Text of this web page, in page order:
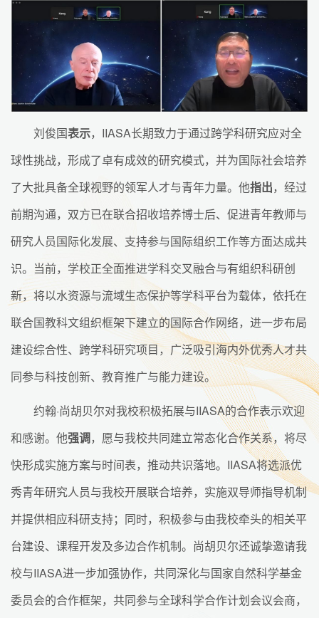
刘俊国表示，IIASA长期致力于通过跨学科研究应对全
球性挑战，形成了卓有成效的研究模式，并为国际社会培养
了大批具备全球视野的领军人才与青年力量。他指出，经过
前期沟通，双方已在联合招收培养博士后、促进青年教师与
研究人员国际化发展、支持参与国际组织工作等方面达成共
识。当前，学校正全面推进学科交叉融合与有组织科研创
新，将以水资源与流域生态保护等学科平台为载体，依托在
联合国教科文组织框架下建立的国际合作网络，进一步布局
建设综合性、跨学科研究项目，广泛吸引海内外优秀人才共
同参与科技创新、教育推广与能力建设。
约翰·尚胡贝尔对我校积极拓展与IIASA的合作表示欢迎
和感谢。他强调，愿与我校共同建立常态化合作关系，将尽
快形成实施方案与时间表，推动共识落地。IIASA将选派优
秀青年研究人员与我校开展联合培养，实施双导师指导机制
并提供相应科研支持；同时，积极参与由我校牵头的相关平
台建设、课程开发及多边合作机制。尚胡贝尔还诚挚邀请我
校与IIASA进一步加强协作，共同深化与国家自然科学基金
委员会的合作框架，共同参与全球科学合作计划会议会商，